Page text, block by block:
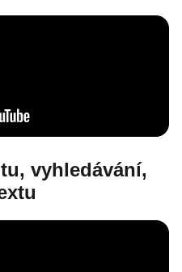
vyhledávání,